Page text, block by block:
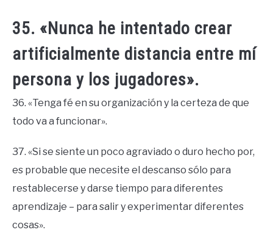
35. «Nunca he intentado crear
artificialmente distancia entre mí
persona y los jugadores».
36. «Tenga fé en su organización y la certeza de que
todo va a funcionar».
37. «Si se siente un poco agraviado o duro hecho por,
es probable que necesite el descanso sólo para
restablecerse y darse tiempo para diferentes
aprendizaje – para salir y experimentar diferentes
cosas».